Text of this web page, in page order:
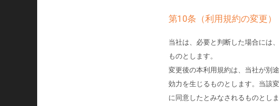
第10条（利用規約の変更）
当社は、必要と判断した場合には
ものとします。
変更後の本利用規約は、当社が別
効力を生じるものとします。当該
に同意したとみなされるものとしま